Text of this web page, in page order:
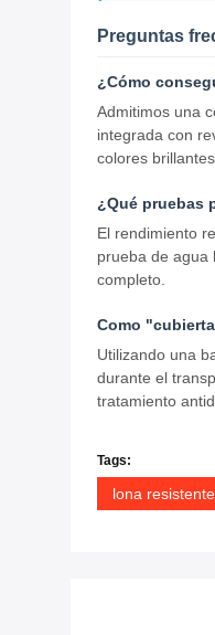
Preguntas
¿Cómo
Admitimos una
integrada con
colores
¿Qué pruebas
El rendimiento
prueba de agua
completo.
Como
Utilizando una
durante el
tratamiento
Tags:
lona resistente